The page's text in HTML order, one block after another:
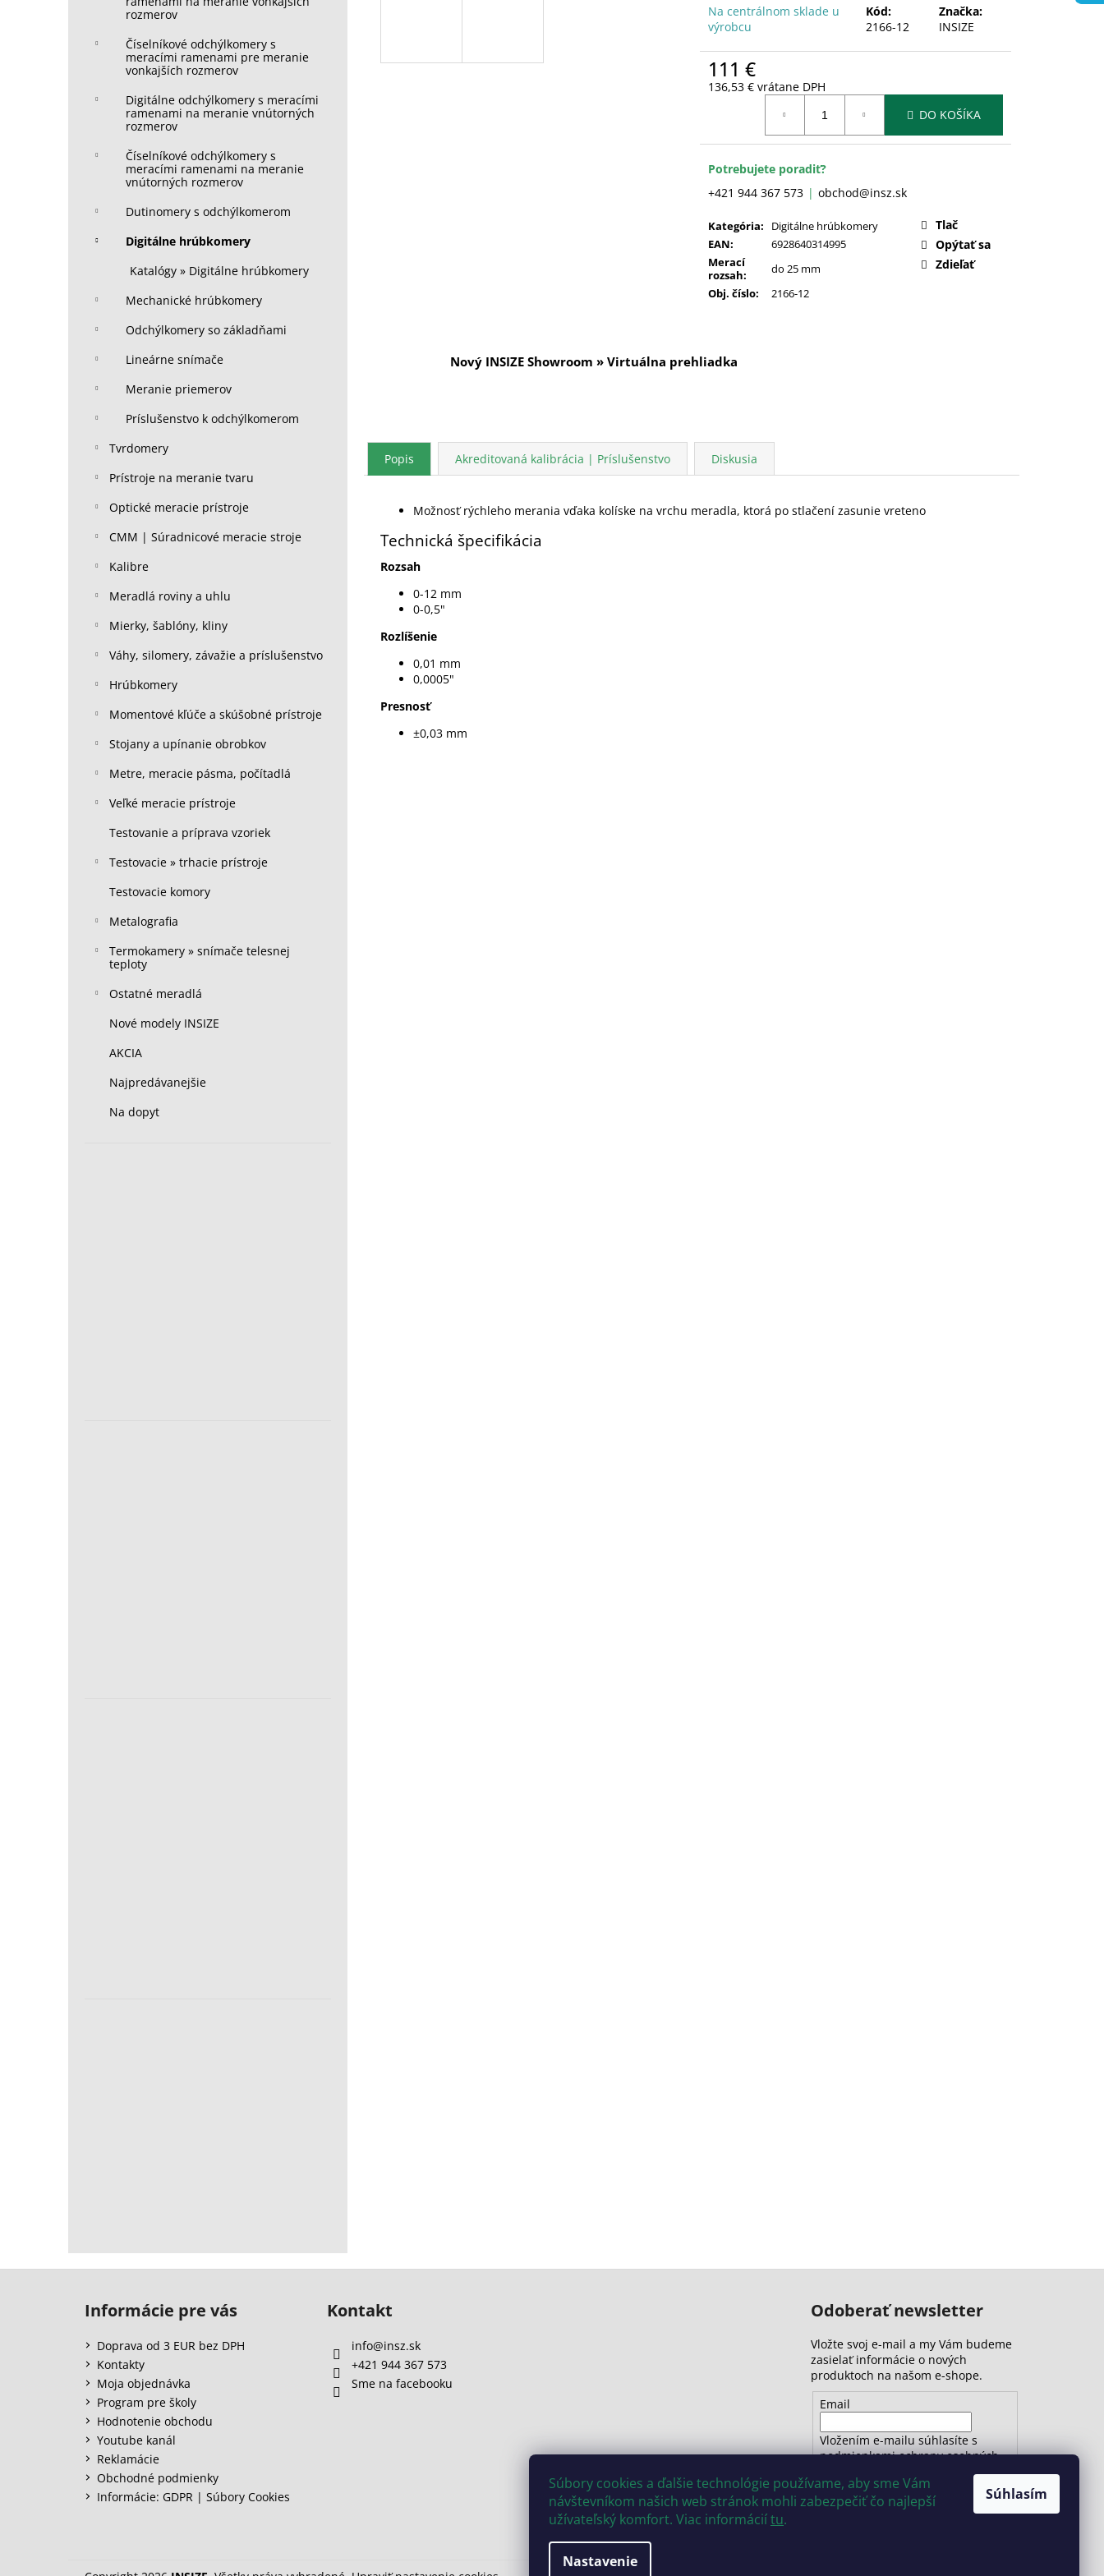
Súbory cookies a ďalšie technológie používame, aby sme Vám
návštevníkom našich web stránok mohli zabezpečiť čo najlepší
užívateľský komfort. Viac informáciítu.
Nastavenie
Súhlasím
rozmerov
Číselníkové odchýlkomery s
meracími ramenami pre meranie
vonkajších rozmerov
Digitálne odchýlkomery s meracími
ramenami na meranie vnútorných
rozmerov
Číselníkové odchýlkomery s
meracími ramenami na meranie
vnútorných rozmerov
Dutinomery s odchýlkomerom
Digitálne hrúbkomery
Katalógy » Digitálne hrúbkomery
Mechanické hrúbkomery
Odchýlkomery so základňami
Lineárne snímače
Meranie priemerov
Príslušenstvo k odchýlkomerom
Tvrdomery
Prístroje na meranie tvaru
Optické meracie prístroje
CMM | Súradnicové meracie stroje
Kalibre
Meradlá roviny a uhlu
Mierky, šablóny, kliny
Váhy, silomery, závažie a príslušenstvo
Hrúbkomery
Momentové kľúče a skúšobné prístroje
Stojany a upínanie obrobkov
Metre, meracie pásma, počítadlá
Veľké meracie prístroje
Testovanie a príprava vzoriek
Testovacie » trhacie prístroje
Testovacie komory
Metalografia
Termokamery » snímače telesnej
teploty
Ostatné meradlá
Nové modely INSIZE
AKCIA
Najpredávanejšie
Na dopyt
Na centrálnom sklade u
výrobcu
Kód:
2166-12
Značka:
INSIZE
111 €
136,53 € vrátane DPH
DO KOŠÍKA
Potrebujete poradiť?
+421 944 367 573
obchod@insz.sk
Kategória:
Digitálne hrúbkomery
EAN:
6928640314995
Merací
rozsah:
do 25 mm
Obj. číslo: 2166-12
Tlač
Opýtať sa
Zdieľať
Nový INSIZE Showroom » Virtuálna prehliadka
Popis Akreditovaná kalibrácia | Príslušenstvo Diskusia
Možnosť rýchleho merania vďaka kolíske na vrchu meradla, ktorá po stlačení zasunie vreteno
Technická špecifikácia
Rozsah
0-12 mm
0-0,5"
Rozlíšenie
0,01 mm
0,0005"
Presnosť
±0,03 mm
Informácie pre vás
Doprava od 3 EUR bez DPH
Kontakty
Moja objednávka
Program pre školy
Hodnotenie obchodu
Youtube kanál
Reklamácie
Obchodné podmienky
Informácie: GDPR | Súbory Cookies
Kontakt
info@insz.sk
+421 944 367 573
Sme na facebooku
Odoberať newsletter
Vložte svoj e-mail a my Vám budeme
zasielať informácie o nových
produktoch na našom e-shope.
Email
Vložením e-mailu súhlasíte s
podmienkami ochrany osobných
PRIHLÁSIŤ SA